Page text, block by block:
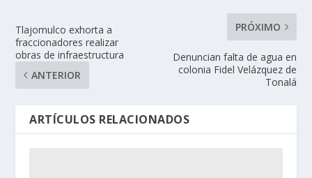
Tlajomulco exhorta a
fraccionadores realizar
obras de infraestructura
ANTERIOR
PRÓXIMO
Denuncian falta de agua en
colonia Fidel Velázquez de
Tonalá
ARTÍCULOS RELACIONADOS